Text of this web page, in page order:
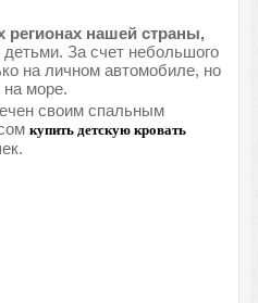
регионах нашей страны,
За счет небольшого
на личном автомобиле, но
море.
своим спальным
купить детскую кровать